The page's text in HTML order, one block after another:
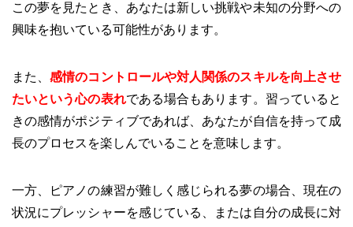
この夢を見たとき、あなたは新しい挑戦や未知の分野への
興味を抱いている可能性があります。
また、感情のコントロールや対人関係のスキルを向上させ
たいという心の表れである場合もあります。習っていると
きの感情がポジティブであれば、あなたが自信を持って成
長のプロセスを楽しんでいることを意味します。
一方、ピアノの練習が難しく感じられる夢の場合、現在の
状況にプレッシャーを感じている、または自分の成長に対